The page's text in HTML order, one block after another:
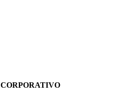
CORPORATIVO